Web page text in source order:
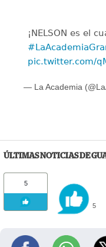
¡NELSON es el
pic.twitter.com/
— La Academia
ÚLTIMAS NOTICIAS DE
5
5